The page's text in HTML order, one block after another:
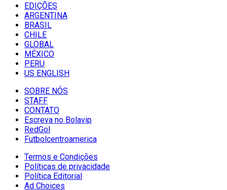
EDIÇÕES
ARGENTINA
BRASIL
CHILE
GLOBAL
MÉXICO
PERU
US ENGLISH
SOBRE NÓS
STAFF
CONTATO
Escreva no Bolavip
RedGol
Futbolcentroamerica
Termos e Condições
Políticas de privacidade
Política Editorial
Ad Choices